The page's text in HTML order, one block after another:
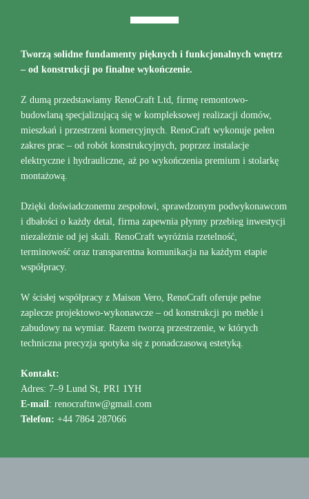
Tworzą solidne fundamenty pięknych i funkcjonalnych wnętrz
– od konstrukcji po finalne wykończenie.
Z dumą przedstawiamy RenoCraft Ltd, firmę remontowo-
budowlaną specjalizującą się w kompleksowej realizacji domów,
mieszkań i przestrzeni komercyjnych. RenoCraft wykonuje pełen
zakres prac – od robót konstrukcyjnych, poprzez instalacje
elektryczne i hydrauliczne, aż po wykończenia premium i stolarkę
montażową.
Dzięki doświadczonemu zespołowi, sprawdzonym podwykonawcom
i dbałości o każdy detal, firma zapewnia płynny przebieg inwestycji
niezależnie od jej skali. RenoCraft wyróżnia rzetelność,
terminowość oraz transparentna komunikacja na każdym etapie
współpracy.
W ścisłej współpracy z Maison Vero, RenoCraft oferuje pełne
zaplecze projektowo-wykonawcze – od konstrukcji po meble i
zabudowy na wymiar. Razem tworzą przestrzenie, w których
techniczna precyzja spotyka się z ponadczasową estetyką.
Kontakt:
Adres: 7–9 Lund St, PR1 1YH
E-mail: renocraftnw@gmail.com
Telefon: +44 7864 287066